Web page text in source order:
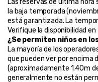
Las reservas de última
la baja temporada
está garantizada. La
Verifique la disponibilidad
¿Se permiten niños en
La mayoría de los
que pueden ver por encima
(aproximadamente 1.40m
generalmente no están